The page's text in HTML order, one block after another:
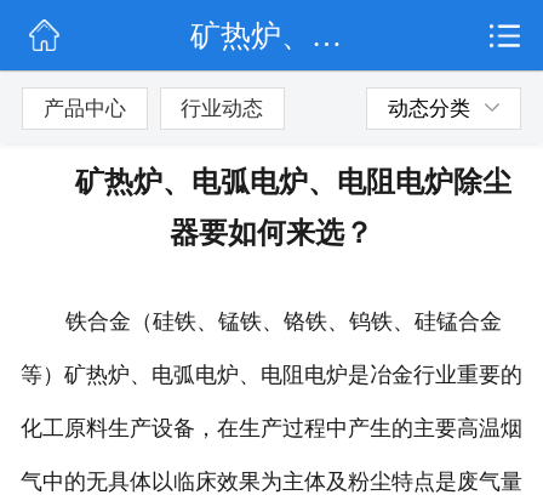
公司简介
矿热炉、电弧电炉、电阻电炉除尘器要如何来选？
产品中心 行业动态 动态分类
矿热炉、电弧电炉、电阻电炉除尘
器要如何来选？
铁合金（硅铁、锰铁、铬铁、钨铁、硅锰合金
等）矿热炉、电弧电炉、电阻电炉是冶金行业重要的
化工原料生产设备，在生产过程中产生的主要高温烟
气中的无具体以临床效果为主体及粉尘特点是废气量